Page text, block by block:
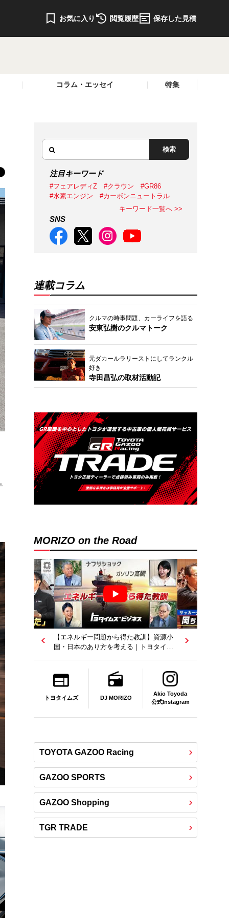
お気に入り 閲覧履歴 保存した見積
コラム・エッセイ 特集
検索
注目キーワード
#フェアレディZ #クラウン
#GR86
#水素エンジン
#カーボンニュートラル
キーワード一覧へ >>
SNS
連載コラム
クルマの時事問題、カーライフを語る
安東弘樹のクルマトーク
元ダカールラリーストにしてランクル
好き
寺田昌弘の取材活動記
MORIZO on the Road
【若者たちへ】岡田武史さんが“特別授
業”で語ったこと｜サッカー日本代表元監
トヨタイムズ DJ MORIZO
Akio Toyoda
公式Instagram
TOYOTA GAZOO Racing
GAZOO SPORTS
GAZOO Shopping
TGR TRADE